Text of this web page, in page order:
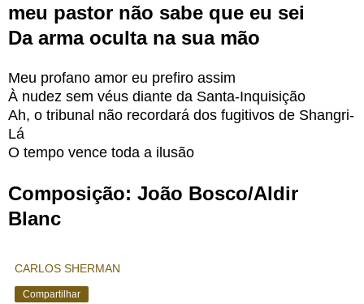
meu pastor não sabe que eu sei
Da arma oculta na sua mão
Meu profano amor eu prefiro assim
À nudez sem véus diante da Santa-Inquisição
Ah, o tribunal não recordará dos fugitivos de Shangri-
Lá
O tempo vence toda a ilusão
Composição: João Bosco/Aldir
Blanc
CARLOS SHERMAN
Compartilhar